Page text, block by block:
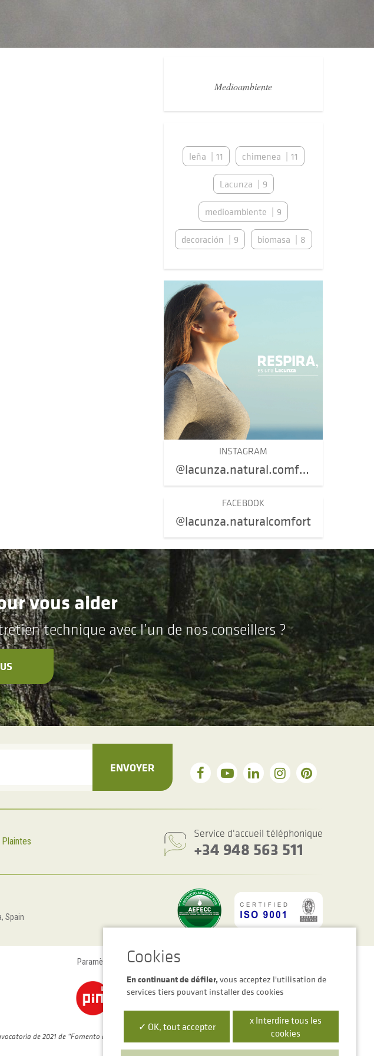
Medioambiente
leña 11 chimenea 11
Lacunza 9
medioambiente 9
decoración 9 biomasa 8
FACEBOOK
@lacunza.naturalcomfort
INSTAGRAM
@lacunza.natural.comfort
vous aider
technique avec l’un de nos conseillers ?
ENVOYER
Plaintes
Service d'accueil téléphonique
+34 948 563 511
Spain
Paramètres des cookiesAvertissement Légal
de 2021 de “Fomento de la Empresa Digital de Navarra”
En continuant de défiler,vous acceptez l'utilisation de
services tiers pouvant installer des cookies
✓ OK, tout accepter
x Interdire tous les
cookies